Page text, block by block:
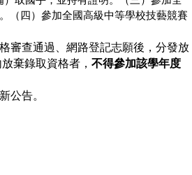
（四）參加全國高級中等學校技藝競賽
審查通過、網路登記志願後，分發放
棄錄取資格者， 不得參加該學年度
公告。